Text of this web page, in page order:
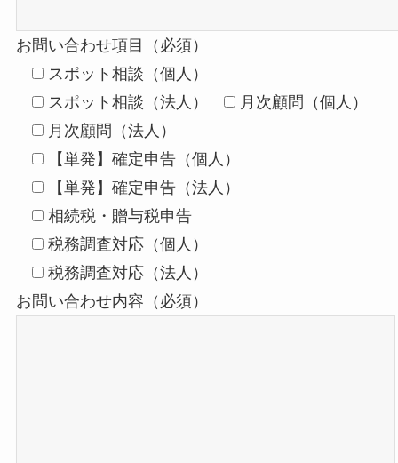
お問い合わせ項目（必須）
スポット相談（個人）
スポット相談（法人）
月次顧問（個人）
月次顧問（法人）
【単発】確定申告（個人）
【単発】確定申告（法人）
相続税・贈与税申告
税務調査対応（個人）
税務調査対応（法人）
お問い合わせ内容（必須）